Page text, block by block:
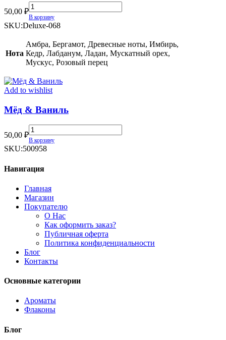
50,00 ₽
Lattafa
Perfumes
Hayaati
Maleky
(TR)
quantity
В корзину
SKU:Deluxe-068
Нота
Амбра, Бергамот, Древесные ноты, Имбирь,
Кедр, Лабданум, Ладан, Мускатный орех,
Мускус, Розовый перец
Add to wishlist
Мёд & Ваниль
50,00 ₽
Мёд
&
Ваниль
В корзину
SKU:500958
Навигация
Главная
Магазин
Покупателю
О Нас
Как оформить заказ?
Публичная оферта
Политика конфиденциальности
Блог
Контакты
Основные категории
Ароматы
Флаконы
Блог